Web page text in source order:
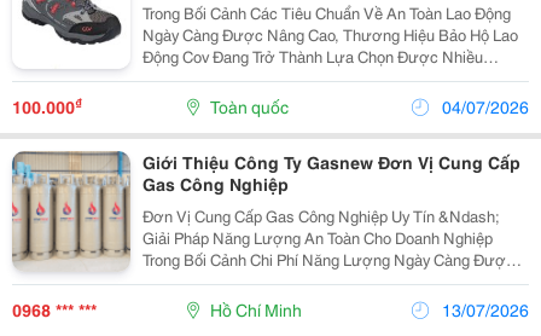
Trong Bối Cảnh Các Tiêu Chuẩn Về An Toàn Lao Động
Ngày Càng Được Nâng Cao, Thương Hiệu Bảo Hộ Lao
Động Cov Đang Trở Thành Lựa Chọn Được Nhiều
Doanh Nghiệp Quan Tâm. Việc Lựa Chọn Bảo Hộ Lao
Động Cov Thông Qua Nhà Phân Phối Cov Uy Tín Không
Chỉ Giúp...
100.000₫ Toàn quốc 04/07/2026
Giới Thiệu Công Ty Gasnew Đơn Vị Cung Cấp
Gas Công Nghiệp
Đơn Vị Cung Cấp Gas Công Nghiệp Uy Tín &Ndash;
Giải Pháp Năng Lượng An Toàn Cho Doanh Nghiệp
Trong Bối Cảnh Chi Phí Năng Lượng Ngày Càng Được
Doanh Nghiệp Quan Tâm, Việc Lựa Chọn Một Nguồn
Nhiên Liệu Ổn Định, Tiết Kiệm Và An Toàn Là Yếu Tố
Quan...
0968 *** *** Hồ Chí Minh 13/07/2026